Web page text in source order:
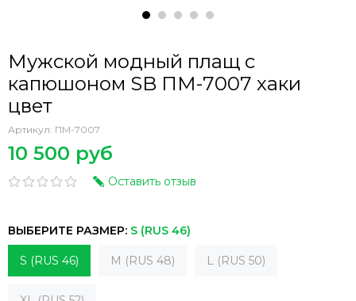
Мужской модный плащ с
капюшоном SB ПМ-7007 хаки
цвет
Артикул: ПМ-7007
10 500 руб
Оставить отзыв
ВЫБЕРИТЕ РАЗМЕР: S (RUS 46)
S (RUS 46) M (RUS 48) L (RUS 50)